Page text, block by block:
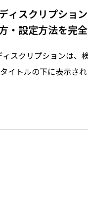
ィスクリプショ
・設定方法を完
ィスクリプションは、
イトルの下に表示さ